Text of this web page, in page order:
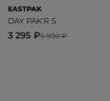
EASTPAK
DAY PAK'R S
5 990 ₽
3 295 ₽